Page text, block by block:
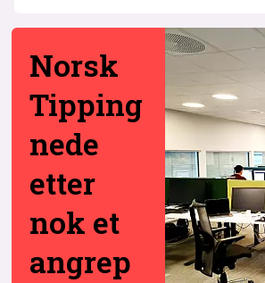
Norsk
Tipping
nede
etter
nok et
angrep